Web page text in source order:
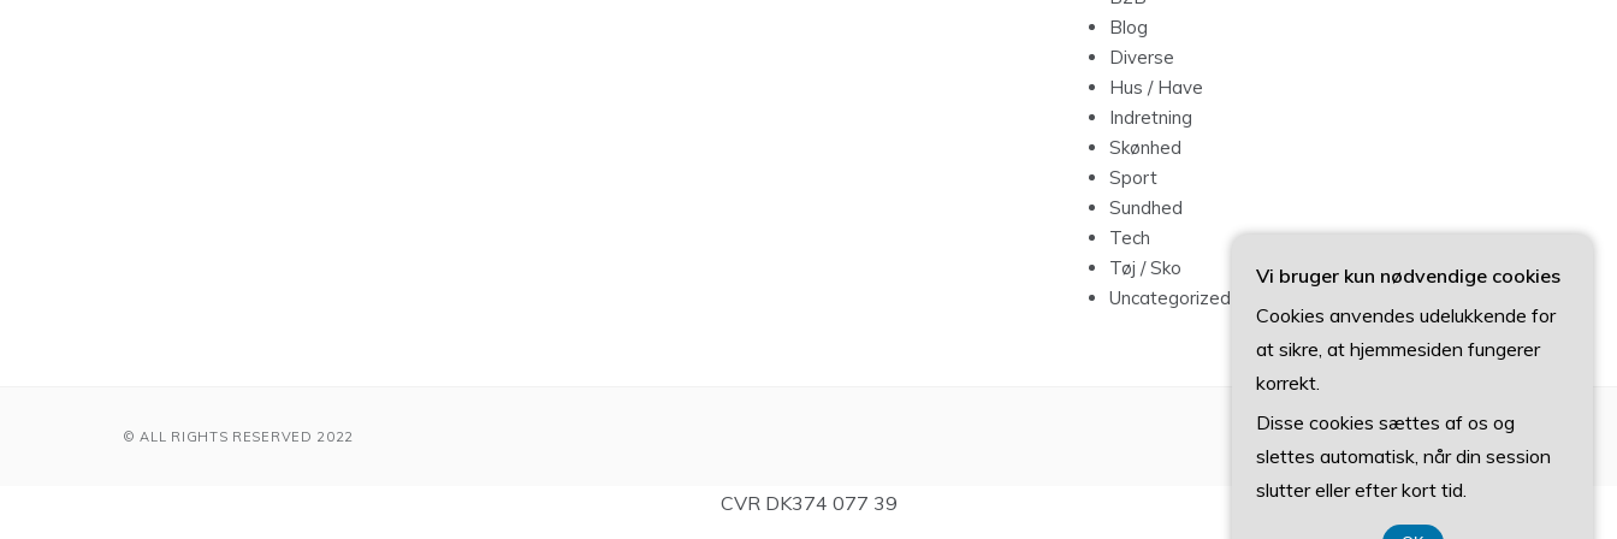
Blog
Diverse
Hus / Have
Indretning
Skønhed
Sport
Sundhed
Tech
Tøj / Sko
Uncategorized
© ALL RIGHTS RESERVED 2022
CVR DK374 077 39
Vi bruger kun nødvendige cookies
Cookies anvendes udelukkende for
at sikre, at hjemmesiden fungerer
korrekt.
Disse cookies sættes af os og
slettes automatisk, når din session
slutter eller efter kort tid.